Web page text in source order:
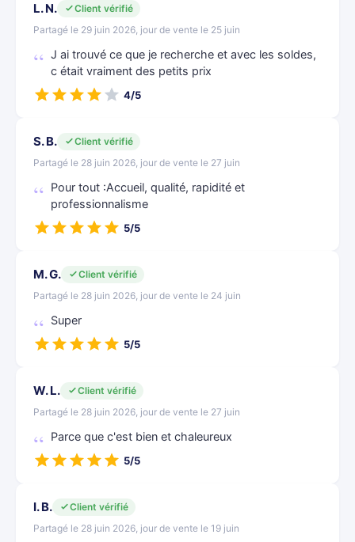
L. N.
Client vérifié
Partagé le 29 juin 2026, jour de vente le 25 juin
J ai trouvé ce que je recherche et avec les soldes,
c était vraiment des petits prix
4/5
S. B.
Client vérifié
Partagé le 28 juin 2026, jour de vente le 27 juin
Pour tout :Accueil, qualité, rapidité et
professionnalisme
5/5
M. G.
Client vérifié
Partagé le 28 juin 2026, jour de vente le 24 juin
Super
5/5
W. L.
Client vérifié
Partagé le 28 juin 2026, jour de vente le 27 juin
Parce que c'est bien et chaleureux
5/5
I. B.
Client vérifié
Partagé le 28 juin 2026, jour de vente le 19 juin